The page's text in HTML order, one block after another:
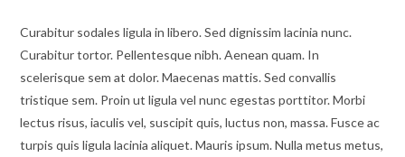
Curabitur sodales ligula in libero. Sed dignissim lacinia nunc.
Curabitur tortor. Pellentesque nibh. Aenean quam. In
scelerisque sem at dolor. Maecenas mattis. Sed convallis
tristique sem. Proin ut ligula vel nunc egestas porttitor. Morbi
lectus risus, iaculis vel, suscipit quis, luctus non, massa. Fusce ac
turpis quis ligula lacinia aliquet. Mauris ipsum. Nulla metus metus,